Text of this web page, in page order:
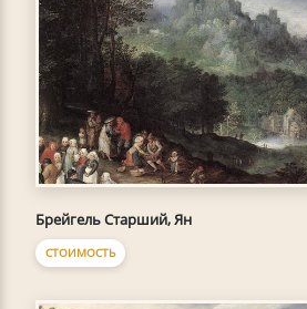
Брейгель Старший, Ян
СТОИМОСТЬ